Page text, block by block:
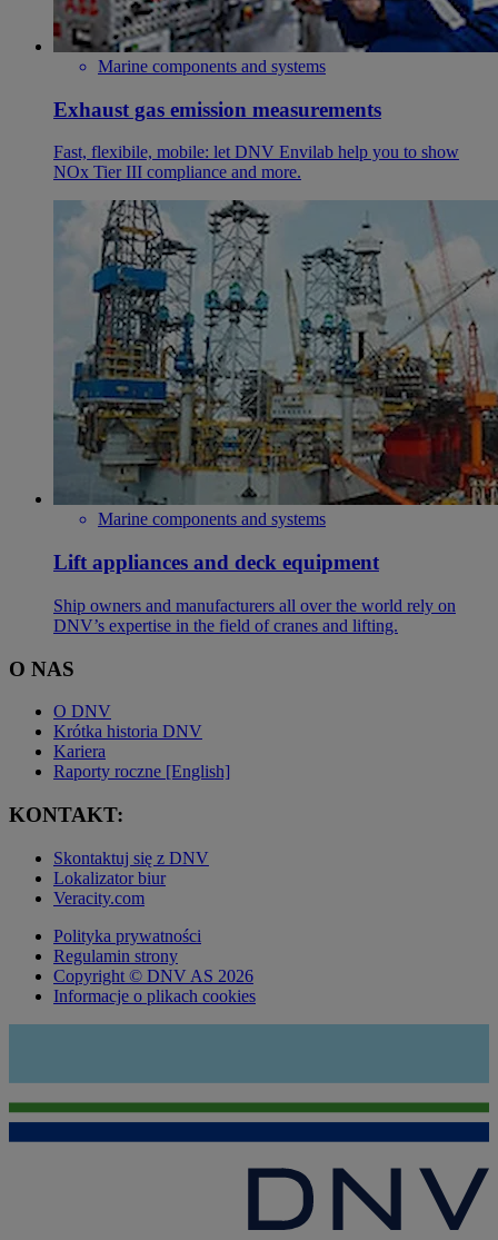
Marine components and systems
Exhaust gas emission measurements
Fast, flexibile, mobile: let DNV Envilab help you to show
NOx Tier III compliance and more.
Marine components and systems
Lift appliances and deck equipment
Ship owners and manufacturers all over the world rely on
DNV’s expertise in the field of cranes and lifting.
O NAS
O DNV
Krótka historia DNV
Kariera
Raporty roczne [English]
KONTAKT:
Skontaktuj się z DNV
Lokalizator biur
Veracity.com
Polityka prywatności
Regulamin strony
Copyright © DNV AS 2026
Informacje o plikach cookies